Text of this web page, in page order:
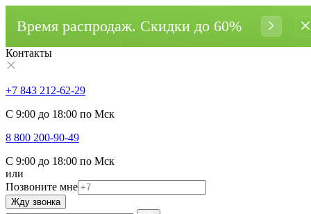
Время распродаж. Cкидки до 60%
Контакты
+7 843 212-62-29
С 9:00 до 18:00 по Мск
8 800 200-90-49
С 9:00 до 18:00 по Мск
или
Позвоните мне
Жду звонка